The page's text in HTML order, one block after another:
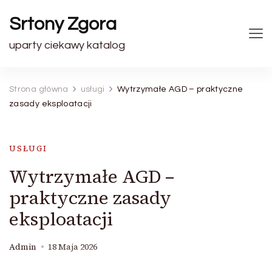
Srtony Zgora
uparty ciekawy katalog
Strona główna usługi
Wytrzymałe AGD – praktyczne
zasady eksploatacji
USŁUGI
Wytrzymałe AGD –
praktyczne zasady
eksploatacji
Admin 18 Maja 2026